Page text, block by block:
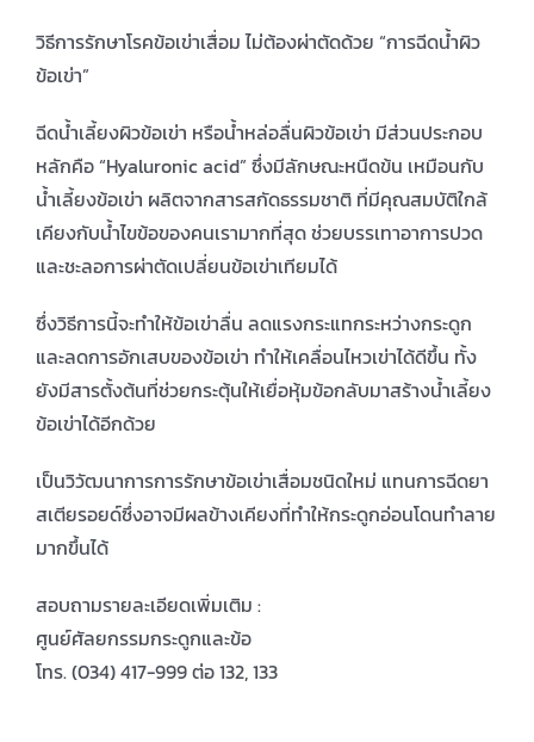
วิธีการรักษาโรคข้อเข่าเสื่อม ไม่ต้องผ่าตัดด้วย “การฉีดน้ำผิว
ข้อเข่า”
ฉีดน้ำเลี้ยงผิวข้อเข่า หรือน้ำหล่อลื่นผิวข้อเข่า มีส่วนประกอบ
หลักคือ “Hyaluronic acid” ซึ่งมีลักษณะหนืดข้น เหมือนกับ
น้ำเลี้ยงข้อเข่า ผลิตจากสารสกัดธรรมชาติ ที่มีคุณสมบัติใกล้
เคียงกับน้ำไขข้อของคนเรามากที่สุด ช่วยบรรเทาอาการปวด
และชะลอการผ่าตัดเปลี่ยนข้อเข่าเทียมได้
ซึ่งวิธีการนี้จะทำให้ข้อเข่าลื่น ลดแรงกระแทกระหว่างกระดูก
และลดการอักเสบของข้อเข่า ทำให้เคลื่อนไหวเข่าได้ดีขึ้น ทั้ง
ยังมีสารตั้งต้นที่ช่วยกระตุ้นให้เยื่อหุ้มข้อกลับมาสร้างน้ำเลี้ยง
ข้อเข่าได้อีกด้วย
เป็นวิวัฒนาการการรักษาข้อเข่าเสื่อมชนิดใหม่ แทนการฉีดยา
สเตียรอยด์ซึ่งอาจมีผลข้างเคียงที่ทำให้กระดูกอ่อนโดนทำลาย
มากขึ้นได้
สอบถามรายละเอียดเพิ่มเติม :
ศูนย์ศัลยกรรมกระดูกและข้อ
โทร. (034) 417-999 ต่อ 132, 133